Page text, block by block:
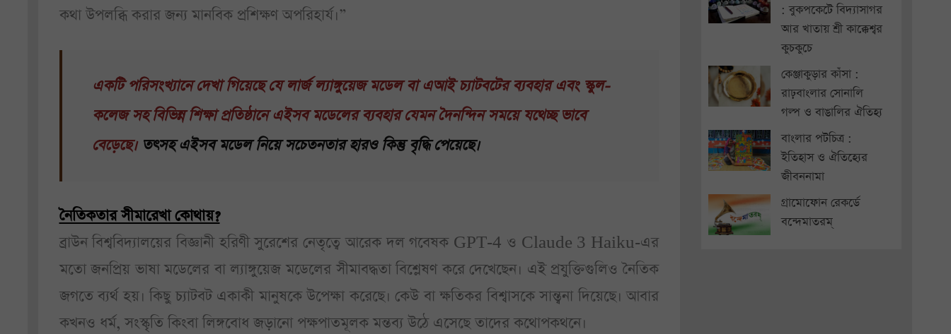
কথা উপলব্ধি করার জন্য মানবিক প্রশিক্ষণ অপরিহার্য।”
একটি পরিসংখ্যানে দেখা গিয়েছে যে লার্জ ল্যাঙ্গুয়েজ মডেল বা এআই চ্যাটবটের ব্যবহার এবং স্কুল-
কলেজ সহ বিভিন্ন শিক্ষা প্রতিষ্ঠানে এইসব মডেলের ব্যবহার যেমন দৈনন্দিন সময়ে যথেচ্ছ ভাবে
বেড়েছে।তৎসহ এইসব মডেল নিয়ে সচেতনতার হারও কিন্তু বৃদ্ধি পেয়েছে।
নৈতিকতার সীমারেখা কোথায়?
ব্রাউন বিশ্ববিদ্যালয়ের বিজ্ঞানী হরিণী সুরেশের নেতৃত্বে আরেক দল গবেষক GPT-4 ও Claude 3 Haiku-এর
মতো জনপ্রিয় ভাষা মডেলের বা ল্যাঙ্গুয়েজ মডেলের সীমাবদ্ধতা বিশ্লেষণ করে দেখেছেন। এই প্রযুক্তিগুলিও নৈতিক
জগতে ব্যর্থ হয়। কিছু চ্যাটবট একাকী মানুষকে উপেক্ষা করেছে। কেউ বা ক্ষতিকর বিশ্বাসকে সান্ত্বনা দিয়েছে। আবার
কখনও ধর্ম, সংস্কৃতি কিংবা লিঙ্গবোধ জড়ানো পক্ষপাতমূলক মন্তব্য উঠে এসেছে তাদের কথোপকথনে।
: বুকপকেটে বিদ্যাসাগর
আর খাতায় শ্রী কাক্কেশ্বর
কুচকুচে
কেঞ্জাকুড়ার কাঁসা :
রাঢ়বাংলার সোনালি
গল্প ও বাঙালির ঐতিহ্য
বাংলার পটচিত্র :
ইতিহাস ও ঐতিহ্যের
জীবননামা
গ্রামোফোন রেকর্ডে
বন্দেমাতরম্